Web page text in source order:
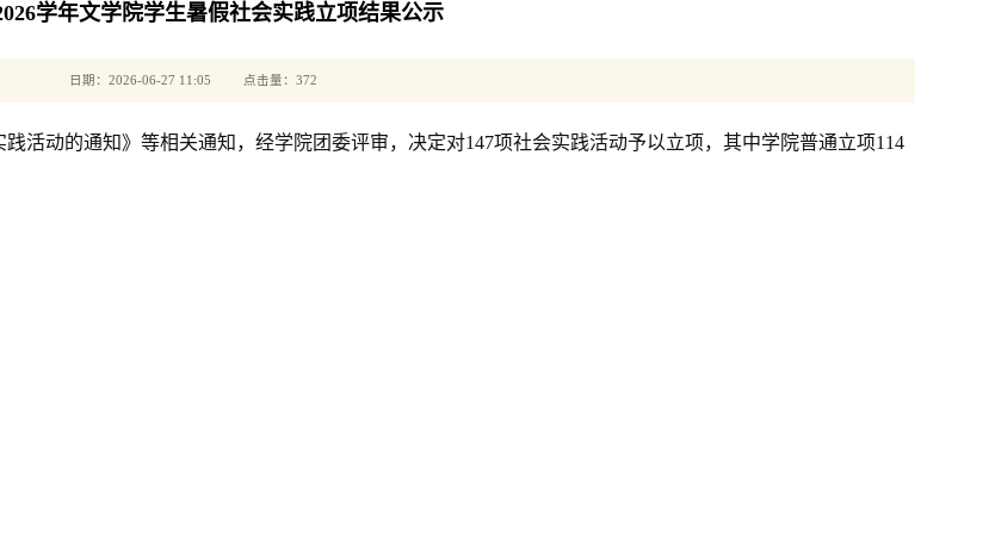
学年文学院学生暑假社会实践立项结果公示
日期：2026-06-27 11:05 点击量： 372
活动的通知》等相关通知，经学院团委评审，决定对147项社会实践活动予以立项，其中学院普通立项114